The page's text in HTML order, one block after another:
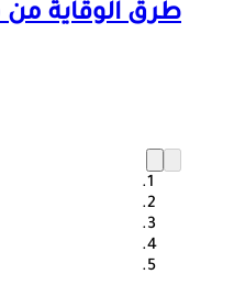
طرق الوقاية